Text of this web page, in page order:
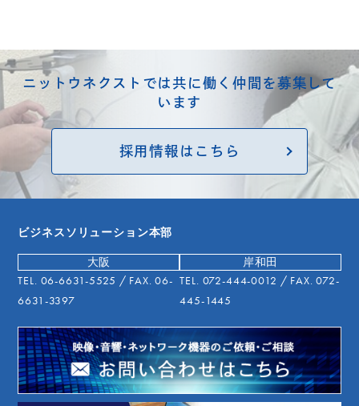
ニットウネクストでは共に働く仲間を募集して
います
採用情報はこちら
ビジネスソリューション本部
大阪
TEL. 06-6631-5525 / FAX. 06-
6631-3397
岸和田
TEL. 072-444-0012 / FAX. 072-
445-1445